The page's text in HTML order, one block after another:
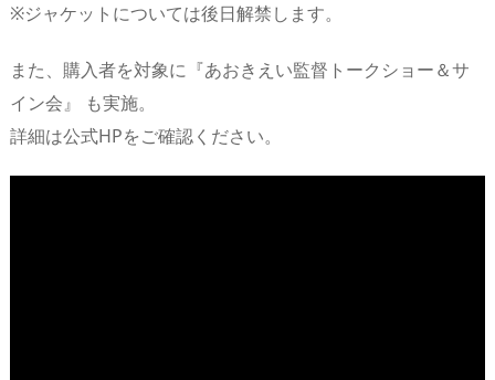
※ジャケットについては後日解禁します。
また、購入者を対象に『あおきえい監督トークショー＆サ
イン会』 も実施。
詳細は公式HPをご確認ください。